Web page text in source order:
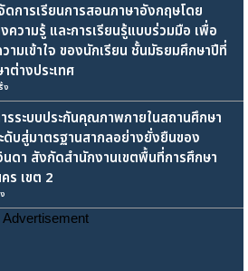
การเรียนการสอนภาษาอังกฤษโดย
วามรู้ และการเรียนรู้แบบร่วมมือ เพื่อ
มเข้าใจ ของนักเรียน ชั้นมัธยมศึกษาปีที่
ต่างประเทศ
ง
รระบบประกันคุณภาพภายในสถานศึกษา
ดับสู่มาตรฐานสากลอย่างยั่งยืนของ
นดา สังกัดสำนักงานเขตพื้นที่การศึกษา
ร เขต 2
Advertisement